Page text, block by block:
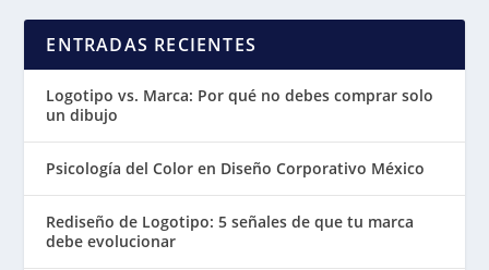
ENTRADAS RECIENTES
Logotipo vs. Marca: Por qué no debes comprar solo
un dibujo
Psicología del Color en Diseño Corporativo México
Rediseño de Logotipo: 5 señales de que tu marca
debe evolucionar